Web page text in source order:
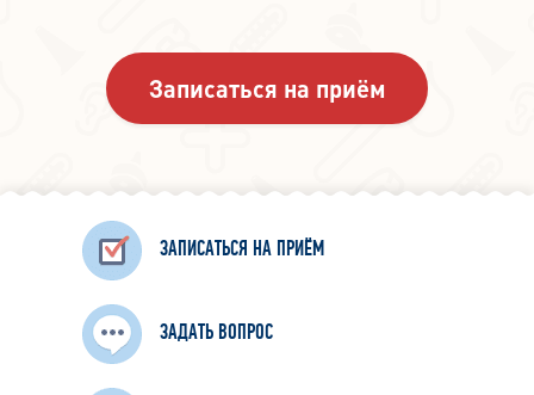
Записаться на приём
ЗАПИСАТЬСЯ НА ПРИЁМ
ЗАДАТЬ ВОПРОС